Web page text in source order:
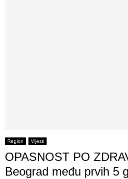
Region Vijesti
OPASNOST PO
Beograd među prvih 5